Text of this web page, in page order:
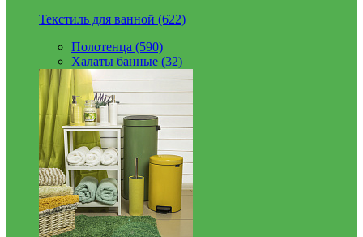
Текстиль для ванной (622)
Полотенца (590)
Халаты банные (32)